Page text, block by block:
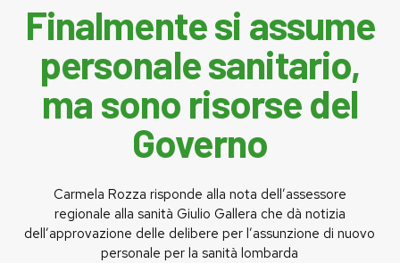
Finalmente si assume
personale sanitario,
ma sono risorse del
Governo
Carmela Rozza risponde alla nota dell’assessore
regionale alla sanità Giulio Gallera che dà notizia
dell’approvazione delle delibere per l’assunzione di nuovo
personale per la sanità lombarda